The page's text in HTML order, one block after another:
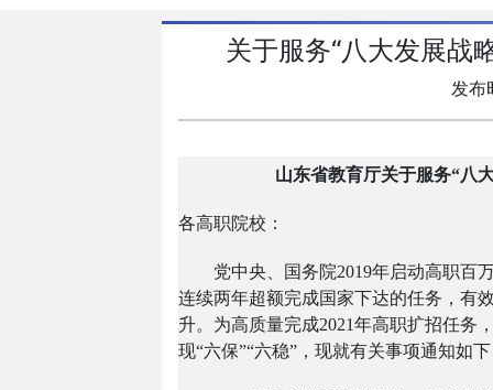
关于服务“八大发展战
发布
山东省教育厅关于服务“八
各高职院校：
党中央、国务院2019年启动高职百
连续两年超额完成国家下达的任务，有
升。为高质量完成2021年高职扩招任务
现“六保”“六稳”，现就有关事项通知如